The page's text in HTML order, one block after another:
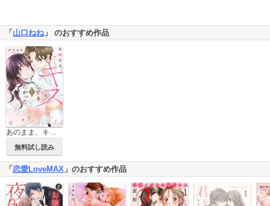
「 山口ねね」 のおすすめ作品
あのまま、キスしときたかった【電子単行本】
無料試し読み
「 恋愛LoveMAX 」のおすすめ作品